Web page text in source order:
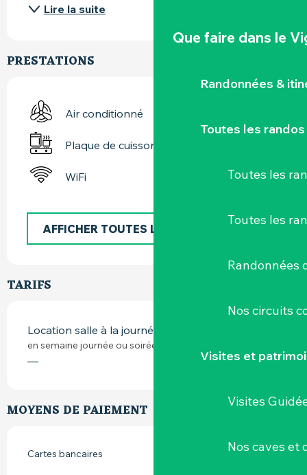
Que faire dans le
Randonnées &
Toutes les randos
Toutes les
Toutes les
Randonnées
Nos circuits
Visites et
Visites
Nos caves et
Lire la suite
PRESTATIONS
Air conditionné
Plaque de cuisson
WiFi
AFFICHER TOUTES LES PRESTATIONS
TARIFS
Location salle à la journée
en semaine journée ou soirée
—
MOYENS DE PAIEMENT
Cartes bancaires